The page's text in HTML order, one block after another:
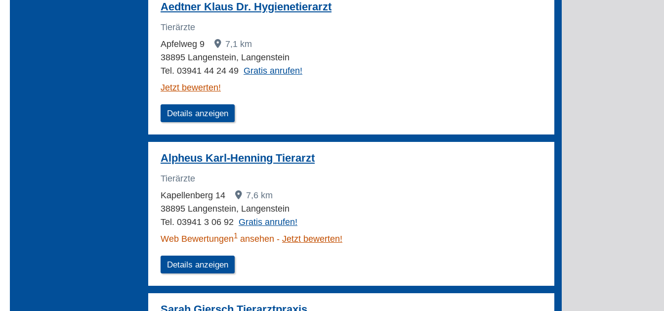
Aedtner Klaus Dr. Hygienetierarzt
Tierärzte
Apfelweg 9
7,1 km
38895 Langenstein, Langenstein
Tel. 03941 44 24 49 Gratis anrufen!
Jetzt bewerten!
Details anzeigen
Alpheus Karl-Henning Tierarzt
Tierärzte
Kapellenberg 14
7,6 km
38895 Langenstein, Langenstein
Tel. 03941 3 06 92 Gratis anrufen!
Web Bewertungen1 ansehen Jetzt bewerten!
Details anzeigen